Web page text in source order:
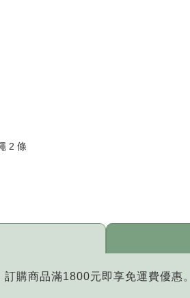
2 條
購商品滿1800元即享免運費優惠。